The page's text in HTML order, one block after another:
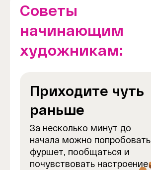
Советы
начинающим
художникам:
Приходите чуть
раньше
За несколько минут до
начала можно попробовать
фуршет, пообщаться и
почувствовать настроение